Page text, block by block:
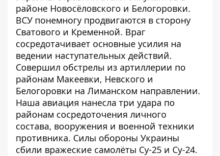
районе Новосёловского и Белогоровки.
ВСУ понемногу продвигаются в сторону
Сватового и Кременной. Враг
сосредотачивает основные усилия на
ведении наступательных действий.
Совершил обстрелы из артиллерии по
районам Макеевки, Невского и
Белогоровки на Лиманском направлении.
Наша авиация нанесла три удара по
районам сосредоточения личного
состава, вооружения и военной техники
противника. Силы обороны Украины
сбили вражеские самолёты Су-25 и Су-24.